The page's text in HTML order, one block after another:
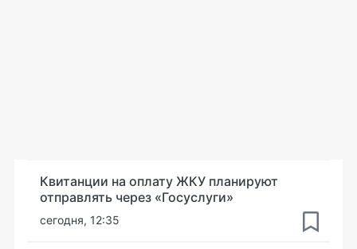
Квитанции на оплату ЖКУ планируют
отправлять через «Госуслуги»
сегодня, 12:35